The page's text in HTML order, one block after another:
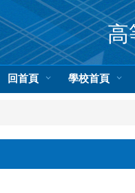
高
回首頁 學校首頁